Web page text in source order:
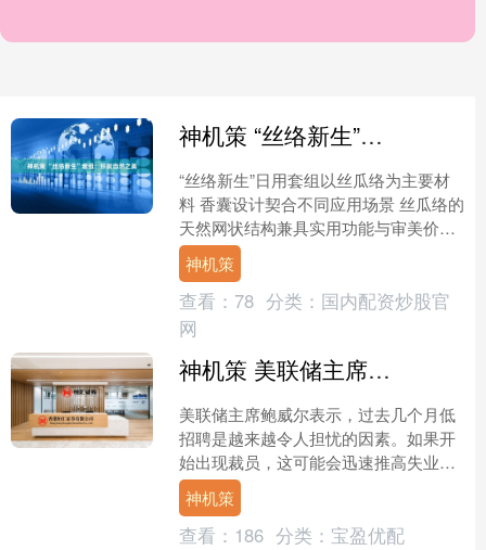
神机策 “丝络新生”套组：织就自然之美
“丝络新生”日用套组以丝瓜络为主要材
料 香囊设计契合不同应用场景 丝瓜络的
天然网状结构兼具实用功能与审美价值
【享设计·悦生活】 近年来，随着生态环
保理念日益深....
神机策
查看： 78 分类： 国内配资炒股官
网
神机策 美联储主席鲍威尔表示 过去几个月低招聘是越来越令人担忧的因素
美联储主席鲍威尔表示，过去几个月低
招聘是越来越令人担忧的因素。如果开
始出现裁员，这可能会迅速推高失业
率，因为招聘率很低。....
神机策
查看： 186 分类： 宝盈优配